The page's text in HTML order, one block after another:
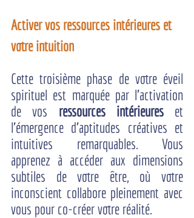
Activer vos ressources intérieures et
votre intuition
Cette troisième phase de votre éveil
spirituel est marquée par l’activation
de vos ressources intérieures et
l’émergence d’aptitudes créatives et
intuitives remarquables. Vous
apprenez à accéder aux dimensions
subtiles de votre être, où votre
inconscient collabore pleinement avec
vous pour co-créer votre réalité.